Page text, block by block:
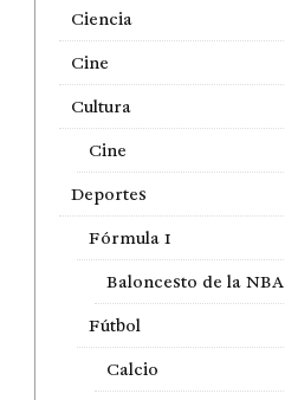
Ciencia
Cine
Cultura
Cine
Deportes
Fórmula 1
Baloncesto de la NBA
Fútbol
Calcio